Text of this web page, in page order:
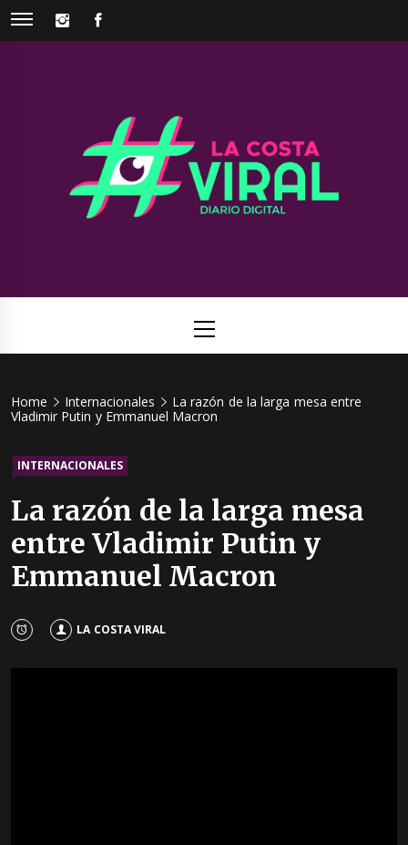
Skip
INSTAGRAM
Viral
Menu
Home Internacionales
La razón de la larga mesa entre
Vladimir Putin y Emmanuel Macron
INTERNACIONALES
La razón de la larga mesa
entre Vladimir Putin y
Emmanuel Macron
LA COSTA VIRAL